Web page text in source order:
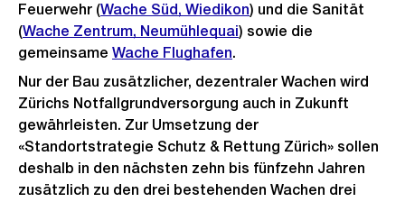
Feuerwehr (Wache Süd, Wiedikon) und die Sanität
(Wache Zentrum, Neumühlequai) sowie die
gemeinsame Wache Flughafen.
Nur der Bau zusätzlicher, dezentraler Wachen wird
Zürichs Notfallgrundversorgung auch in Zukunft
gewährleisten. Zur Umsetzung der
«Standortstrategie Schutz & Rettung Zürich» sollen
deshalb in den nächsten zehn bis fünfzehn Jahren
zusätzlich zu den drei bestehenden Wachen drei